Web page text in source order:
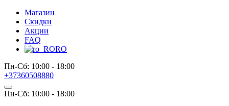
Магазин
Скидки
Акции
FAQ
RO
Пн-Сб: 10:00 - 18:00
+37360508880
Пн-Сб: 10:00 - 18:00